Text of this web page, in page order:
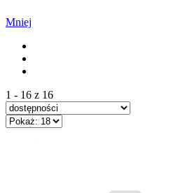
Mniej
1 - 16 z 16